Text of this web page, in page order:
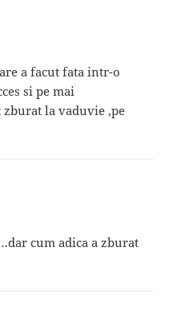
a facut fata intr-o
si pe mai
zburat la vaduvie ,pe
cum adica a zburat